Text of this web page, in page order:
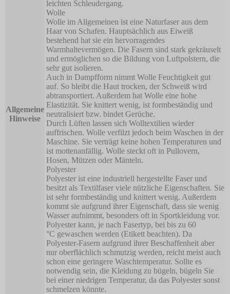
Allgemeine
Hinweise
leichten Schleudergang.
Wolle
Wolle im Allgemeinen ist eine Naturfaser aus dem
Haar von Schafen. Hauptsächlich aus Eiweiß
bestehend hat sie ein hervorragendes
Warmhaltevermögen. Die Fasern sind stark gekräuselt
und ermöglichen so die Bildung von Luftpolstern, die
sehr gut isolieren.
Auch in Dampfform nimmt Wolle Feuchtigkeit gut
auf. So bleibt die Haut trocken, der Schweiß wird
abtransportiert. Außerdem hat Wolle eine hohe
Elastizität. Sie knittert wenig, ist formbeständig und
neutralisiert bzw. bindet Gerüche.
Durch Lüften lassen sich Wolltextilien wieder
auffrischen. Wolle verfilzt jedoch beim Waschen in der
Maschine. Sie verträgt keine hohen Temperaturen und
ist mottenanfällig. Wolle steckt oft in Pullovern,
Hosen, Mützen oder Mänteln.
Polyester
Polyester ist eine industriell hergestellte Faser und
besitzt als Textilfaser viele nützliche Eigenschaften. Sie
ist sehr formbeständig und knittert wenig. Außerdem
kommt sie aufgrund ihrer Eigenschaft, dass sie wenig
Wasser aufnimmt, besonders oft in Sportkleidung vor.
Polyester kann, je nach Fasertyp, bei bis zu 60
°C gewaschen werden (Etikett beachten). Da
Polyester-Fasern aufgrund ihrer Beschaffenheit aber
nur oberflächlich schmutzig werden, reicht meist auch
schon eine geringere Waschtemperatur. Sollte es
notwendig sein, die Kleidung zu bügeln, bügeln Sie
bei einer niedrigen Temperatur, da das Polyester sonst
schmelzen könnte.